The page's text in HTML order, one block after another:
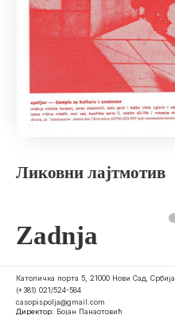
Ликовни лајтмотив
Zadnja
Католичка порта 5, 21000 Нови Сад, Србија
(+381) 021/524-584
casopispolja@gmail.com
Директор: Бојан Панаотовић